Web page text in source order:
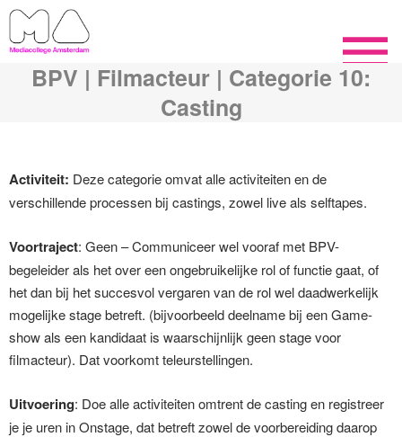
BPV | Filmacteur | Categorie 10:
Casting
Activiteit: Deze categorie omvat alle activiteiten en de
verschillende processen bij castings, zowel live als selftapes.
Voortraject: Geen – Communiceer wel vooraf met BPV-
begeleider als het over een ongebruikelijke rol of functie gaat, of
het dan bij het succesvol vergaren van de rol wel daadwerkelijk
mogelijke stage betreft. (bijvoorbeeld deelname bij een Game-
show als een kandidaat is waarschijnlijk geen stage voor
filmacteur). Dat voorkomt teleurstellingen.
Uitvoering: Doe alle activiteiten omtrent de casting en registreer
je je uren in Onstage, dat betreft zowel de voorbereiding daarop